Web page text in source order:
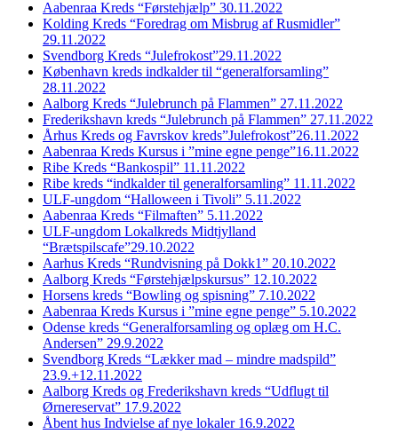
Aabenraa Kreds “Førstehjælp” 30.11.2022
Kolding Kreds “Foredrag om Misbrug af Rusmidler”
29.11.2022
Svendborg Kreds “Julefrokost”29.11.2022
København kreds indkalder til “generalforsamling”
28.11.2022
Aalborg Kreds “Julebrunch på Flammen” 27.11.2022
Frederikshavn kreds “Julebrunch på Flammen” 27.11.2022
Århus Kreds og Favrskov kreds”Julefrokost”26.11.2022
Aabenraa Kreds Kursus i ”mine egne penge”16.11.2022
Ribe Kreds “Bankospil” 11.11.2022
Ribe kreds “indkalder til generalforsamling” 11.11.2022
ULF-ungdom “Halloween i Tivoli” 5.11.2022
Aabenraa Kreds “Filmaften” 5.11.2022
ULF-ungdom Lokalkreds Midtjylland
“Brætspilscafe”29.10.2022
Aarhus Kreds “Rundvisning på Dokk1” 20.10.2022
Aalborg Kreds “Førstehjælpskursus” 12.10.2022
Horsens kreds “Bowling og spisning” 7.10.2022
Aabenraa Kreds Kursus i ”mine egne penge” 5.10.2022
Odense kreds “Generalforsamling og oplæg om H.C.
Andersen” 29.9.2022
Svendborg Kreds “Lækker mad – mindre madspild”
23.9.+12.11.2022
Aalborg Kreds og Frederikshavn kreds “Udflugt til
Ørnereservat” 17.9.2022
Åbent hus Indvielse af nye lokaler 16.9.2022